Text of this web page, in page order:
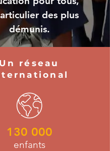
des plus
démunis.
Un réseau
130 000
enfants